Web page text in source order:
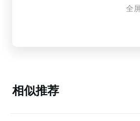
全
相似推荐